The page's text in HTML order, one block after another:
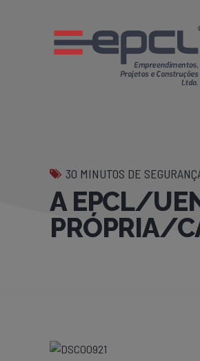
30 MINUTOS DE
A EPCL/
PRÓPRIA/